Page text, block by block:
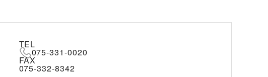
TEL
075-331-0020
FAX
075-332-8342